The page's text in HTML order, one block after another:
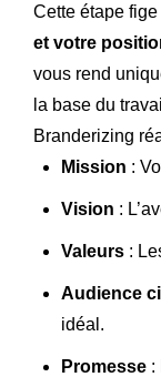
Cette étape
et votre
vous rend
la base du
Branderizing
Mission :
Vision :
Valeurs :
Audience
idéal.
Promesse :